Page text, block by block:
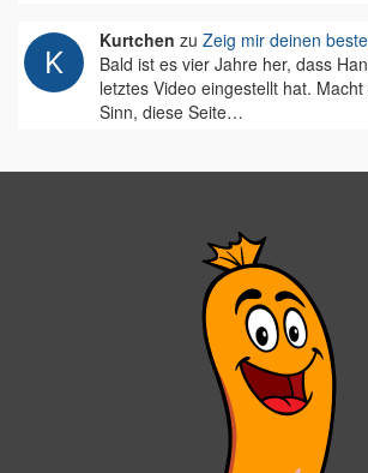
Kurtchen zu Zeig mir deinen
Bald ist es vier Jahre her, dass
letztes Video eingestellt hat.
Sinn, diese Seite…